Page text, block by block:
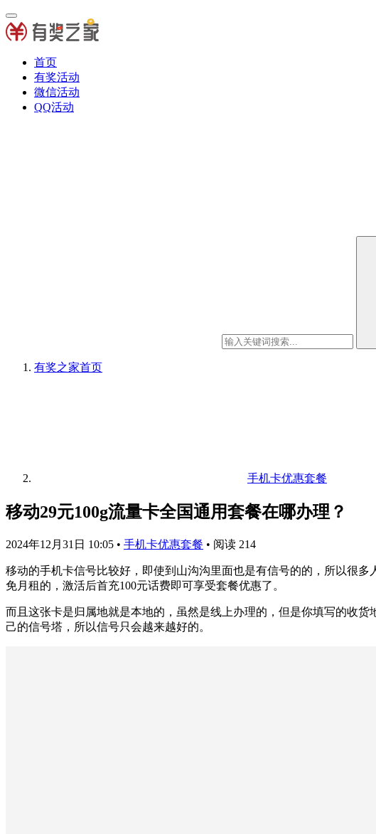
首页
有奖活动
微信活动
QQ活动
有奖之家首页
手机卡优惠套餐
移动29元100g流量卡全国通用套餐在哪办理？
2024年12月31日 10:05 • 手机卡优惠套餐 • 阅读 214
移动的手机卡信号比较好，即使到山沟沟里面也是有信号的的，所以很
免月租的，激活后首充100元话费即可享受套餐优惠了。
而且这张卡是归属地就是本地的，虽然是线上办理的，但是你填写的收
己的信号塔，所以信号只会越来越好的。